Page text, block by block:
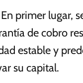
primer lugar,
de cobro
estable y
su capital.